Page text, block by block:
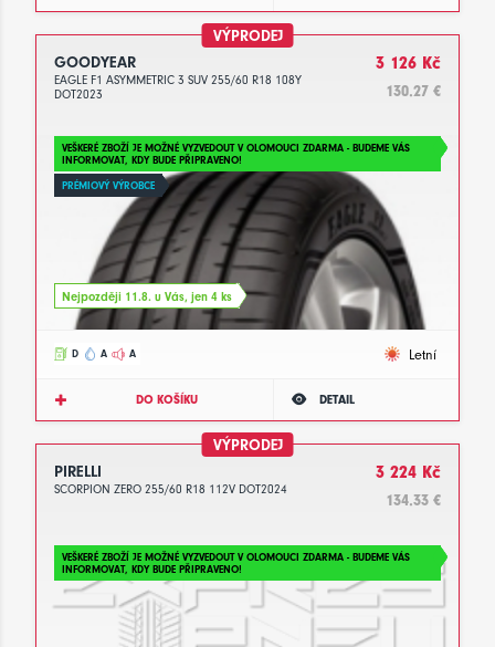
VÝPRODEJ
GOODYEAR
EAGLE F1 ASYMMETRIC 3 SUV 255/60 R18 108Y
DOT2023
3 126 Kč
130.27 €
VEŠKERÉ ZBOŽÍ JE MOŽNÉ VYZVEDOUT V OLOMOUCI ZDARMA - BUDEME VÁS
INFORMOVAT, KDY BUDE PŘIPRAVENO!
PRÉMIOVÝ VÝROBCE
Nejpozději 11.8. u Vás, jen 4 ks
D A A Letní
DO KOŠÍKU DETAIL
VÝPRODEJ
PIRELLI
SCORPION ZERO 255/60 R18 112V DOT2024
3 224 Kč
134.33 €
VEŠKERÉ ZBOŽÍ JE MOŽNÉ VYZVEDOUT V OLOMOUCI ZDARMA - BUDEME VÁS
INFORMOVAT, KDY BUDE PŘIPRAVENO!